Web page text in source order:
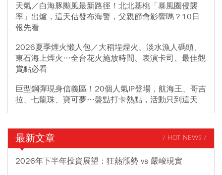
天氣／白海豚颱風最新路徑！北北基桃「暴風圈侵襲
率」出爐，這天估發布海警，父親節會影響嗎？10日
報先看
2026夏季煙火懶人包／大稻埕煙火、淡水漁人碼頭、
東石海上煙火…全台花火施放時間、表演卡司、最佳觀
賞點必看
巨型鋼彈現身信義區！20個人氣IP登場，航海王、哥吉
拉、七龍珠、寶可夢…盤點打卡熱點，活動只到這天
最新文章 / HOT NEWS /
2026年下半年投資展望：狂熱漲勢 vs 嚴峻現實